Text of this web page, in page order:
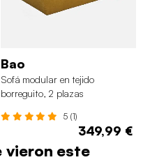
Bao
Sofá modular en tejido
borreguito, 2 plazas
5 (1)
349,99 €
vieron este